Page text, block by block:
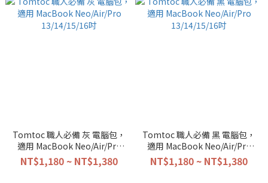
Tomtoc 職人必備 灰 電腦包，
適用 MacBook Neo/Air/Pro
13/14/15/16吋
NT$1,180 ~ NT$1,380
Tomtoc 職人必備 黑 電腦包，
適用 MacBook Neo/Air/Pro
13/14/15/16吋
NT$1,180 ~ NT$1,380